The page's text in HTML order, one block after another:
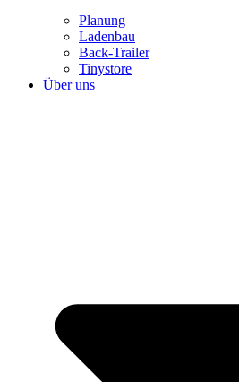
Planung
Ladenbau
Back-Trailer
Tinystore
Über uns